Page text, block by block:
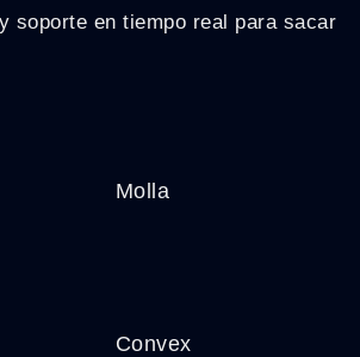
soporte en tiempo real para sacar
Molla
Convex